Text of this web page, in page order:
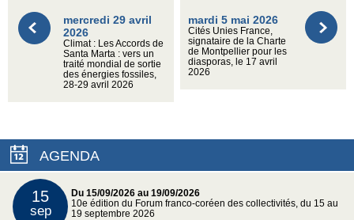
mercredi 29 avril
2026
Climat : Les Accords de
Santa Marta : vers un
traité mondial de sortie
des énergies fossiles,
28-29 avril 2026
mardi 5 mai 2026
Cités Unies France,
signataire de la Charte
de Montpellier pour les
diasporas, le 17 avril
2026
AGENDA
15
sep
Du 15/09/2026 au 19/09/2026
10e édition du Forum franco-coréen des collectivités, du 15 au
19 septembre 2026